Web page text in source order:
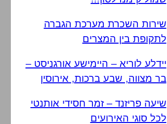
שירות השכרת מערכת הגברה
לתקופת בין המצרים
יידלע לוריא – היימישע אורגניסט –
בר מצווה, שבע ברכות, אירוסין
שיעה פריזנד – זמר חסידי אותנטי
לכל סוגי האירועים